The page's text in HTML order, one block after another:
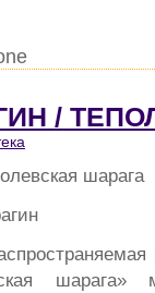
/
шарага
шарага»